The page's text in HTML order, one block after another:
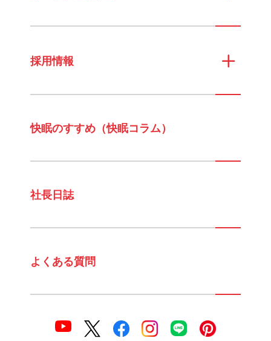
採用情報
快眠のすすめ（快眠コラム）
社長日誌
よくある質問